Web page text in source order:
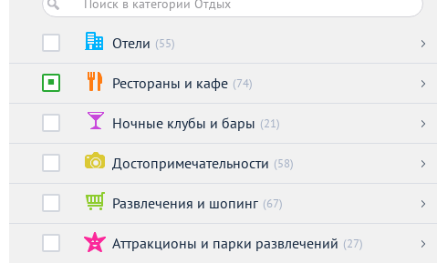
Алматы
Киев
Отели (55)
Рестораны и кафе (74)
Ночные клубы и бары (21)
Достопримечательности (58)
Развлечения и шопинг (67)
Аттракционы и парки развлечений (27)